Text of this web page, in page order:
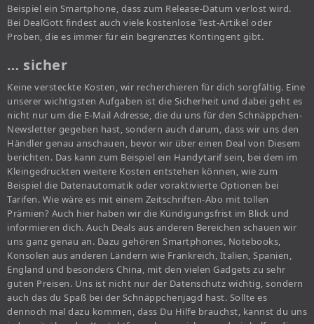
Beispiel ein Smartphone, dass zum Release-Datum verlost wird.
Bei DealGott findest auch viele kostenlose Test-Artikel oder
Proben, die es immer für ein begrenztes Kontingent gibt.
… sicher
Keine versteckte Kosten, wir recherchieren für dich sorgfältig. Eine
unserer wichtigsten Aufgaben ist die Sicherheit und dabei geht es
nicht nur um die E-Mail Adresse, die du uns für den Schnäppchen-
Newsletter gegeben hast, sondern auch darum, dass wir uns den
Händler genau anschauen, bevor wir über einen Deal von Diesem
berichten. Das kann zum Beispiel ein Handytarif sein, bei dem im
Kleingedruckten weitere Kosten entstehen können, wie zum
Beispiel die Datenautomatik oder voraktivierte Optionen bei
Tarifen. Wie wäre es mit einem Zeitschriften-Abo mit tollen
Prämien? Auch hier haben wir die Kündigungsfrist im Blick und
informieren dich. Auch Deals aus anderen Bereichen schauen wir
uns ganz genau an. Dazu gehören Smartphones, Notebooks,
Konsolen aus anderen Ländern wie Frankreich, Italien, Spanien,
England und besonders China, mit den vielen Gadgets zu sehr
guten Preisen. Uns ist nicht nur der Datenschutz wichtig, sondern
auch das du Spaß bei der Schnäppchenjagd hast. Sollte es
dennoch mal dazu kommen, dass Du Hilfe brauchst, kannst du uns